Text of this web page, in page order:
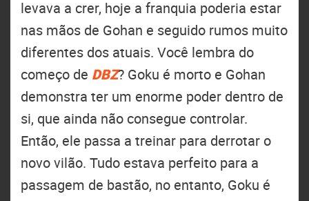
levava a crer, hoje a franquia poderia estar
nas mãos de Gohan e seguido rumos muito
diferentes dos atuais. Você lembra do
começo de DBZ? Goku é morto e Gohan
demonstra ter um enorme poder dentro de
si, que ainda não consegue controlar.
Então, ele passa a treinar para derrotar o
novo vilão. Tudo estava perfeito para a
passagem de bastão, no entanto, Goku é